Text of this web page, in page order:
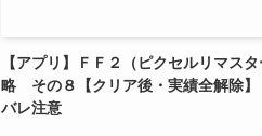
【アプリ】ＦＦ２（ピクセルリマス
略 その８【クリア後・実績全解除
バレ注意